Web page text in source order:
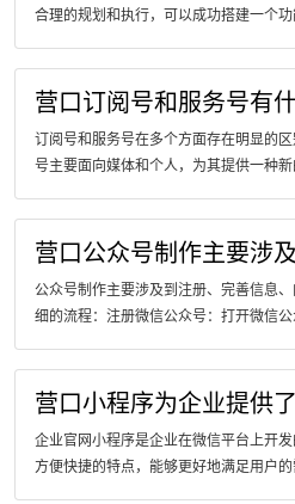
合理的规划和执行，可以成功搭建一个
营口订阅号和服务号有
订阅号和服务号在多个方面存在明显的
号主要面向媒体和个人，为其提供一种
营口公众号制作主要涉
公众号制作主要涉及到注册、完善信息
细的流程：注册微信公众号：打开微信
营口小程序为企业提供
企业官网小程序是企业在微信平台上开发
方便快捷的特点，能够更好地满足用户